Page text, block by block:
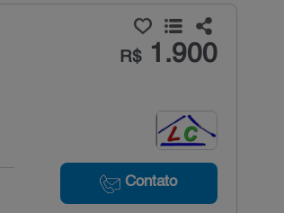
R$1.900
Contato